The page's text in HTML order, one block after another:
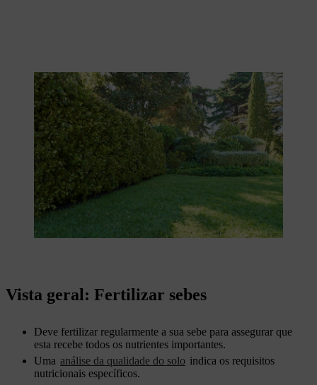
Vista geral: Fertilizar sebes
Deve fertilizar regularmente a sua sebe para assegurar que
esta recebe todos os nutrientes importantes.
Uma análise da qualidade do solo indica os requisitos
nutricionais específicos.